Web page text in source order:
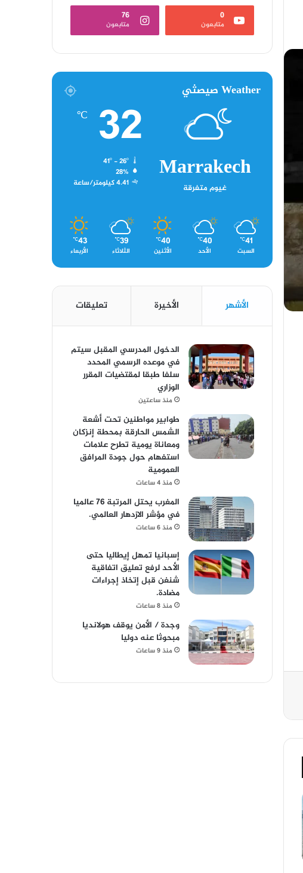
0
متابعون
76
متابعون
Weather صيصثي
Marrakech
غيوم متفرقة
32
℃
41º - 26º
28%
4.41 كيلومتر/ساعة
41
℃
السبت
40
℃
الأحد
40
℃
الأثنين
39
℃
الثلاثاء
43
℃
الأربعاء
الأشهر الأخيرة تعليقات
الدخول المدرسي المقبل سیتم
في موعده الرسمي المحدد
سلفا طبقا لمقتضیات المقرر
الوزاري
منذ ساعتين
طوابير مواطنين تحت أشعة
الشمس الحارقة بمحطة إنزكان
ومعاناة يومية تطرح علامات
استفهام حول جودة المرافق
العمومية
منذ 4 ساعات
المغرب يحتل المرتبة 76 عالميا
في مؤشر الازدهار العالمي.
منذ 6 ساعات
إسبانيا تمهل إيطاليا حتى
الأحد لرفع تعليق اتفاقية
شنغن قبل إتخاذ إجراءات
مضادة.
منذ 8 ساعات
وجدة / الأمن يوقف هولانديا
مبحوثا عنه دوليا
منذ 9 ساعات